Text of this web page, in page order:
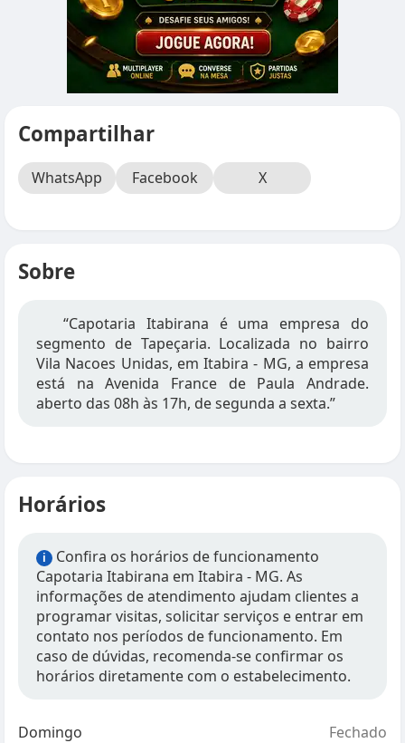
Compartilhar
WhatsApp Facebook X
Sobre
“Capotaria Itabirana é uma empresa do
segmento de Tapeçaria. Localizada no bairro
Vila Nacoes Unidas, em Itabira - MG, a empresa
está na Avenida France de Paula Andrade.
aberto das 08h às 17h, de segunda a sexta.”
Horários
i
Confira os horários de funcionamento
Capotaria Itabirana em Itabira - MG. As
informações de atendimento ajudam clientes a
programar visitas, solicitar serviços e entrar em
contato nos períodos de funcionamento. Em
caso de dúvidas, recomenda-se confirmar os
horários diretamente com o estabelecimento.
Domingo
Fechado